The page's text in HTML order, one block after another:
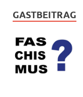
GASTBEITRAG